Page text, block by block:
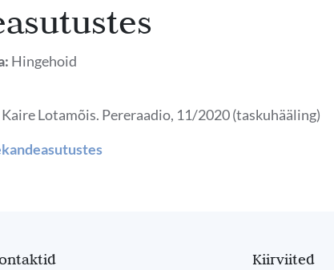
Hingehoid
Lotamõis. Pereraadio, 11/2020 (taskuhääling)
Kiirviited